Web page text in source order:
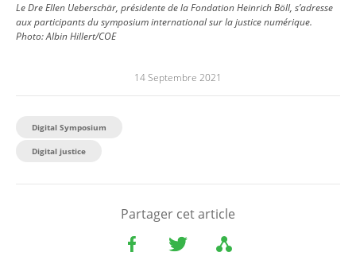
Le Dre Ellen Ueberschär, présidente de la Fondation Heinrich Böll, s’adresse
aux participants du symposium international sur la justice numérique.
Photo:Albin Hillert/COE
14 Septembre 2021
Digital Symposium
Digital justice
Partager cet article